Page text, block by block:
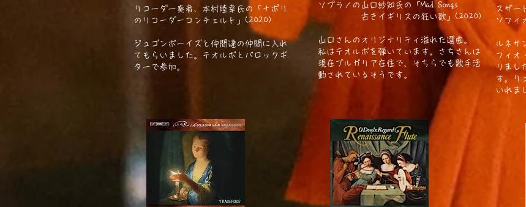
リコーダー奏者、本村睦幸氏の「ナポリ
のリコーダーコンチェルト」(2020)
ジュゴンボーイズと仲間達の仲間に入れ
てもらいました。テオルボとバロックギ
ターで参加。
ソプラノの山口紗知氏の「Mad Songs
古きイギリスの狂い歌」(2020)
山口さんのオリジナリティ溢れた選曲。
私はテオルボを弾いています。さちさんは
現在ブルガリア在住で、そちらでも歌手活
動されているそうです。
スザー
ソフィ
ルネサ
フィオ
りまし
す。リ
いれま